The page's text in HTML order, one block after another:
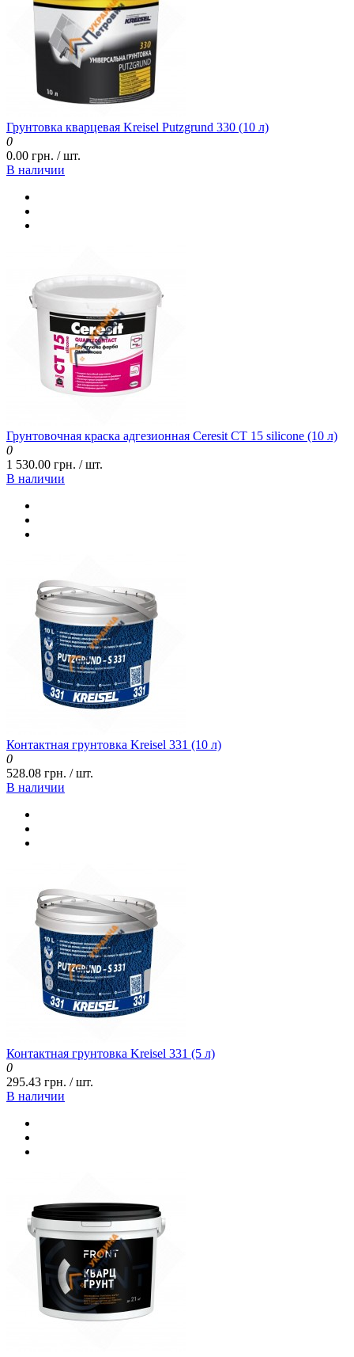
Грунтовка кварцевая Kreisel Putzgrund 330 (10 л)
0
0.00 грн. / шт.
В наличии
Грунтовочная краска адгезионная Ceresit СТ 15 silicone (10 л)
0
1 530.00 грн. / шт.
В наличии
Контактная грунтовка Kreisel 331 (10 л)
0
528.08 грн. / шт.
В наличии
Контактная грунтовка Kreisel 331 (5 л)
0
295.43 грн. / шт.
В наличии